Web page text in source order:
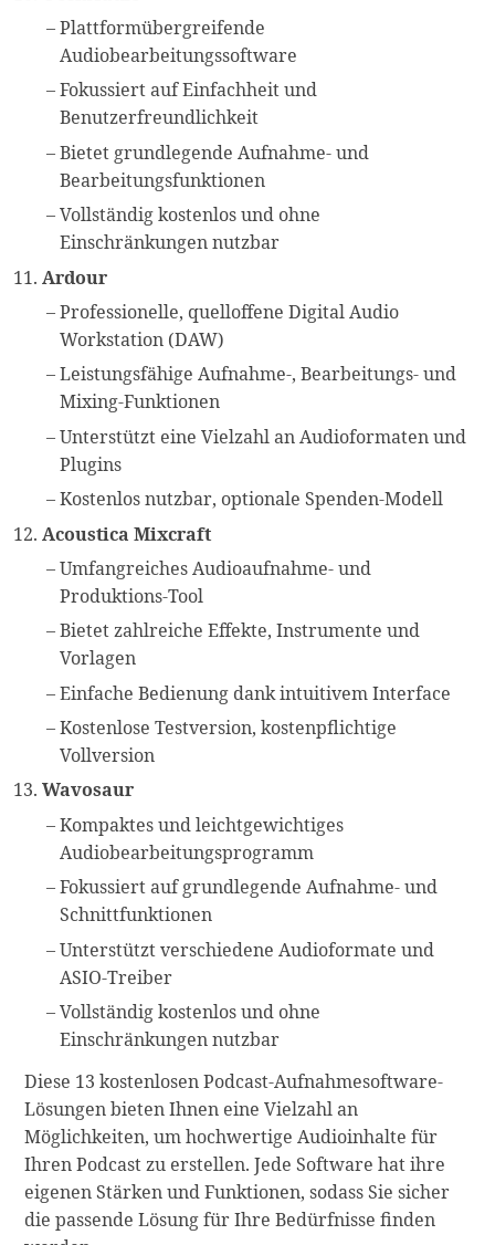
Plattformübergreifende
Audiobearbeitungssoftware
Fokussiert auf Einfachheit und
Benutzerfreundlichkeit
Bietet grundlegende Aufnahme- und
Bearbeitungsfunktionen
Vollständig kostenlos und ohne
Einschränkungen nutzbar
Ardour
Professionelle, quelloffene Digital Audio
Workstation (DAW)
Leistungsfähige Aufnahme-, Bearbeitungs- und
Mixing-Funktionen
Unterstützt eine Vielzahl an Audioformaten und
Plugins
Kostenlos nutzbar, optionale Spenden-Modell
Acoustica Mixcraft
Umfangreiches Audioaufnahme- und
Produktions-Tool
Bietet zahlreiche Effekte, Instrumente und
Vorlagen
Einfache Bedienung dank intuitivem Interface
Kostenlose Testversion, kostenpflichtige
Vollversion
Wavosaur
Kompaktes und leichtgewichtiges
Audiobearbeitungsprogramm
Fokussiert auf grundlegende Aufnahme- und
Schnittfunktionen
Unterstützt verschiedene Audioformate und
ASIO-Treiber
Vollständig kostenlos und ohne
Einschränkungen nutzbar
Diese 13 kostenlosen Podcast-Aufnahmesoftware-
Lösungen bieten Ihnen eine Vielzahl an
Möglichkeiten, um hochwertige Audioinhalte für
Ihren Podcast zu erstellen. Jede Software hat ihre
eigenen Stärken und Funktionen, sodass Sie sicher
die passende Lösung für Ihre Bedürfnisse finden